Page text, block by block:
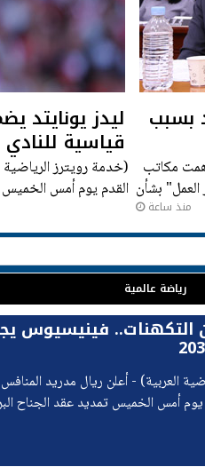
بسبب
مكاتب
بشأن
منذ ساعة
ليدز
قياسية للنادي
(خدمة رويترز الرياضية
القدم يوم أمس
رياضة عالمية
فينيسيوس
العربية) - أعلن ريال مدريد
يوم أمس الخميس تمديد عقد الجناح